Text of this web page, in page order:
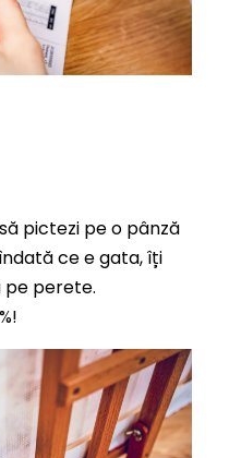
pictezi pe o pânză
ce e gata, îți
perete.